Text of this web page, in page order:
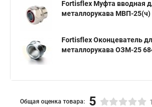
Fortisflex Муфта вводная
металлорукава МВП-25(ч)
Fortisflex Оконцеватель
металлорукава ОЗМ-25
Общая оценка товара: 5 1